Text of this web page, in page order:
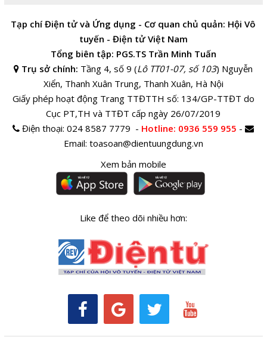
Tạp chí Điện tử và Ứng dụng - Cơ quan chủ quản: Hội Vô
tuyến - Điện tử Việt Nam
Tổng biên tập: PGS.TS Trần Minh Tuấn
Trụ sở chính: Tầng 4, số 9 (Lô TT01-07, số 103) Nguyễn
Xiển, Thanh Xuân Trung, Thanh Xuân, Hà Nội
Giấy phép hoạt động Trang TTĐTTH số: 134/GP-TTĐT do
Cục PT,TH và TTĐT cấp ngày 26/07/2019
Điện thoại:024 8587 7779 - Hotline: 0936 559 955 -
Email: toasoan@dientuungdung.vn
Xem bản mobile
Like để theo dõi nhiều hơn: